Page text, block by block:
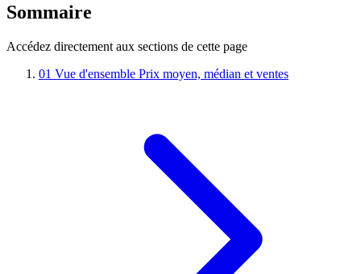
Sommaire
Accédez directement aux sections de cette page
01 Vue d'ensemble Prix moyen, médian et ventes